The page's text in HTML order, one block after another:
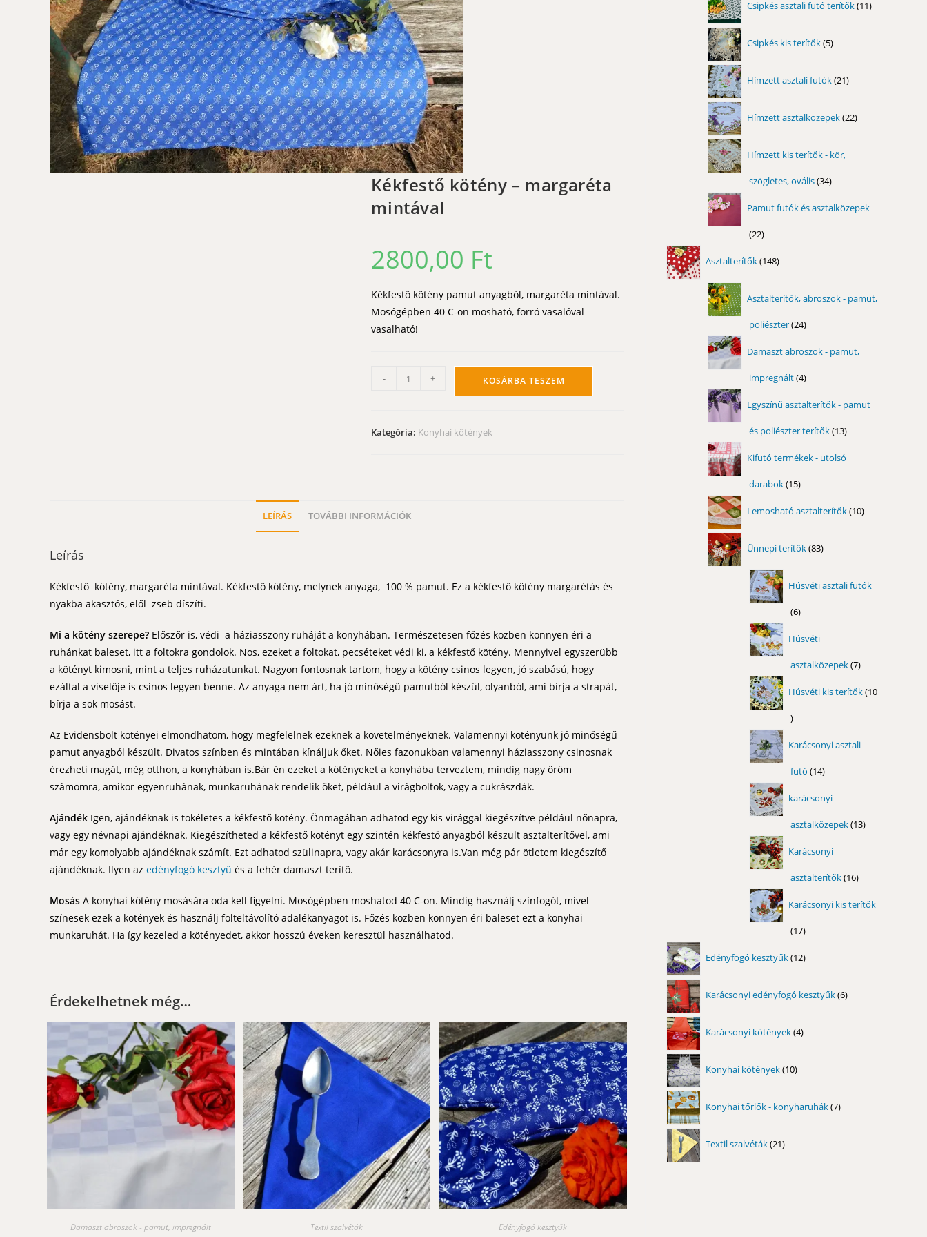
Kékfestő kötény – margaréta
mintával
2800,00 Ft
Kékfestő kötény pamut anyagból, margaréta mintával.
Mosógépben 40 C-on mosható, forró vasalóval
vasalható!
Kékfestő
margaréta
- + KOSÁRBA TESZEM
Kategória: Konyhai kötények
LEÍRÁS TOVÁBBI INFORMÁCIÓK
Leírás
Kékfestő kötény, margaréta mintával. Kékfestő kötény, melynek anyaga, 100 % pamut. Ez a kékfestő kötény margarétás és
nyakba akasztós, elől zseb díszíti.
Mi a kötény szerepe? Előszőr is, védi a háziasszony ruháját a konyhában. Természetesen főzés közben könnyen éri a
ruhánkat baleset, itt a foltokra gondolok. Nos, ezeket a foltokat, pecséteket védi ki, a kékfestő kötény. Mennyivel egyszerübb
a kötényt kimosni, mint a teljes ruházatunkat. Nagyon fontosnak tartom, hogy a kötény csinos legyen, jó szabású, hogy
ezáltal a viselője is csinos legyen benne. Az anyaga nem árt, ha jó minőségű pamutból készül, olyanból, ami bírja a strapát,
bírja a sok mosást.
Az Evidensbolt kötényei elmondhatom, hogy megfelelnek ezeknek a követelményeknek. Valamennyi kötényünk jó minőségű
pamut anyagból készült. Divatos színben és mintában kínáljuk őket. Nőies fazonukban valamennyi háziasszony csinosnak
érezheti magát, még otthon, a konyhában is.Bár én ezeket a kötényeket a konyhába terveztem, mindig nagy öröm
számomra, amikor egyenruhának, munkaruhának rendelik őket, például a virágboltok, vagy a cukrászdák.
Ajándék Igen, ajándéknak is tökéletes a kékfestő kötény. Önmagában adhatod egy kis virággal kiegészítve például nőnapra,
vagy egy névnapi ajándéknak. Kiegészítheted a kékfestő kötényt egy szintén kékfestő anyagból készült asztalterítővel, ami
már egy komolyabb ajándéknak számít. Ezt adhatod szülinapra, vagy akár karácsonyra is.Van még pár ötletem kiegészítő
ajándéknak. Ilyen az edényfogó kesztyű és a fehér damaszt terítő.
Mosás A konyhai kötény mosására oda kell figyelni. Mosógépben moshatod 40 C-on. Mindig használj színfogót, mivel
színesek ezek a kötények és használj folteltávolító adalékanyagot is. Főzés közben könnyen éri baleset ezt a konyhai
munkaruhát. Ha így kezeled a kötényedet, akkor hosszú éveken keresztül használhatod.
Érdekelhetnek még…
Damaszt abroszok - pamut, impregnált Textil szalvéták Edényfogó kesztyűk
Csipkés asztali futó terítők 11
termék
Csipkés kis terítők 5
termék
Hímzett asztali futók 21
termék
Hímzett asztalközepek 22
termék
Hímzett kis terítők - kör,
szögletes, ovális 3434
Pamut futók és asztalközepek
2222
Asztalterítők 148
termék
Asztalterítők, abroszok - pamut,
poliészter 2424
Damaszt abroszok - pamut,
impregnált 44
Egyszínű asztalterítők - pamut
és poliészter terítők 1313
Kifutó termékek - utolsó
darabok 1515
Lemosható asztalterítők 10
termék
Ünnepi terítők 83
termék
Húsvéti asztali futók
66
Húsvéti
asztalközepek 77
Húsvéti kis terítők 10
10
Karácsonyi asztali
futó 1414
karácsonyi
asztalközepek 1313
Karácsonyi
asztalterítők 1616
Karácsonyi kis terítők
1717
Edényfogó kesztyűk 12
termék
Karácsonyi edényfogó kesztyűk 6
termék
Karácsonyi kötények 4
termék
Konyhai kötények 10
termék
Konyhai tőrlők - konyharuhák 7
termék
Textil szalvéták 21
termék